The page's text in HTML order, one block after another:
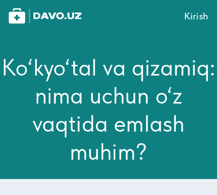
Kirish
Ko‘kyo‘tal va qizamiq:
nima uchun o‘z
vaqtida emlash
muhim?